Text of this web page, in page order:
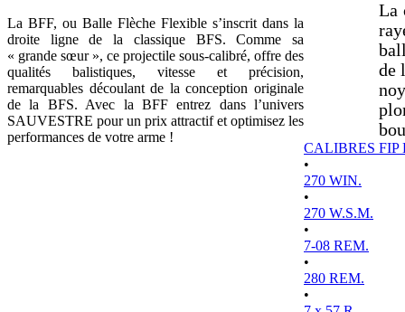
La BFF, ou Balle Flèche Flexible s’inscrit dans la
droite ligne de la classique BFS. Comme sa
« grande sœur », ce projectile sous-calibré, offre des
qualités balistiques, vitesse et précision,
remarquables découlant de la conception originale
de la BFS. Avec la BFF entrez dans l’univers
SAUVESTRE pour un prix attractif et optimisez les
performances de votre arme !
La
de
CALIBRES FIP
•
270 WIN.
•
270 W.S.M.
•
7-08 REM.
•
280 REM.
•